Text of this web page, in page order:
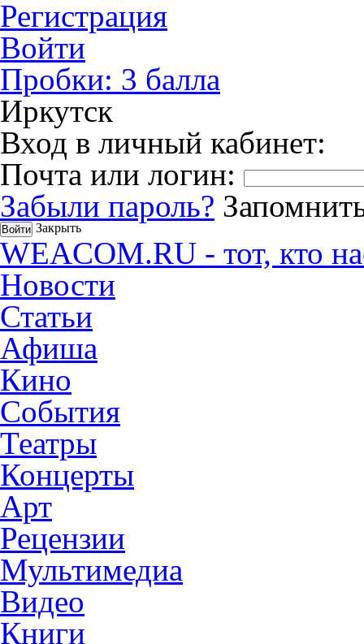
Регистрация
Войти
Пробки: 3 балла
Иркутск
Вход в личный кабинет:
Почта или логин:
Забыли пароль?
Закрыть
WEACOM.RU - тот, кто
Новости
Статьи
Афиша
Кино
События
Театры
Концерты
Арт
Рецензии
Мультимедиа
Видео
Книги